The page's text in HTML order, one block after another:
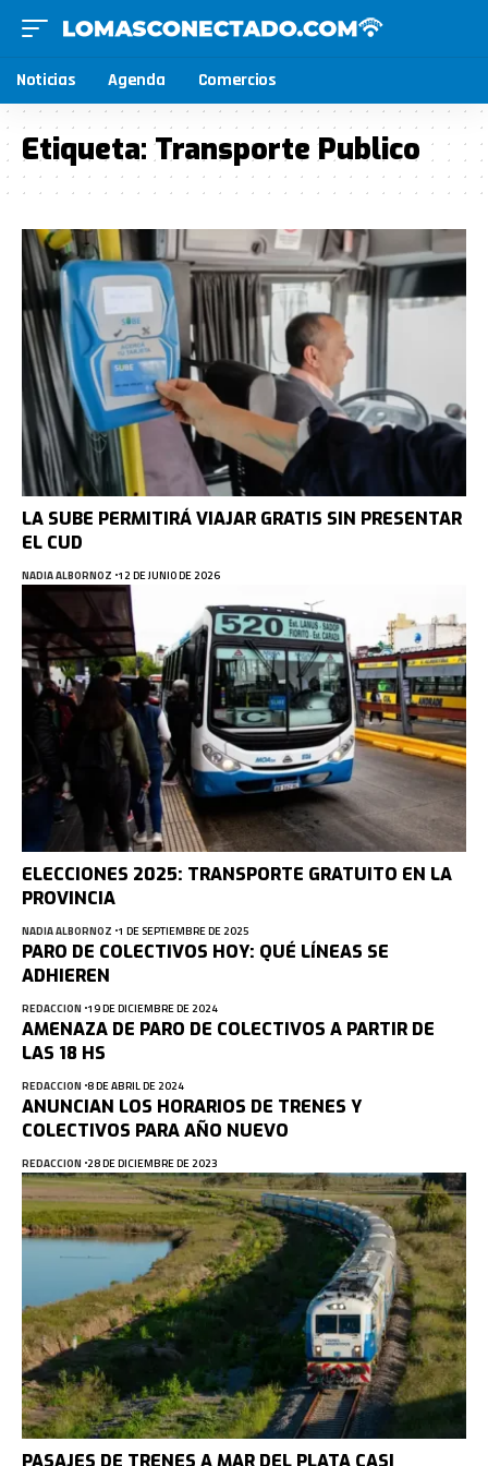
Noticias Agenda Comercios
Etiqueta:Transporte Publico
LA SUBE PERMITIRÁ VIAJAR GRATIS SIN PRESENTAR
EL CUD
NADIA ALBORNOZ 12 DE JUNIO DE 2026
ELECCIONES 2025: TRANSPORTE GRATUITO EN LA
PROVINCIA
NADIA ALBORNOZ 1 DE SEPTIEMBRE DE 2025
PARO DE COLECTIVOS HOY: QUÉ LÍNEAS SE
ADHIEREN
REDACCION 19 DE DICIEMBRE DE 2024
AMENAZA DE PARO DE COLECTIVOS A PARTIR DE
LAS 18 HS
REDACCION 8 DE ABRIL DE 2024
ANUNCIAN LOS HORARIOS DE TRENES Y
COLECTIVOS PARA AÑO NUEVO
REDACCION 28 DE DICIEMBRE DE 2023